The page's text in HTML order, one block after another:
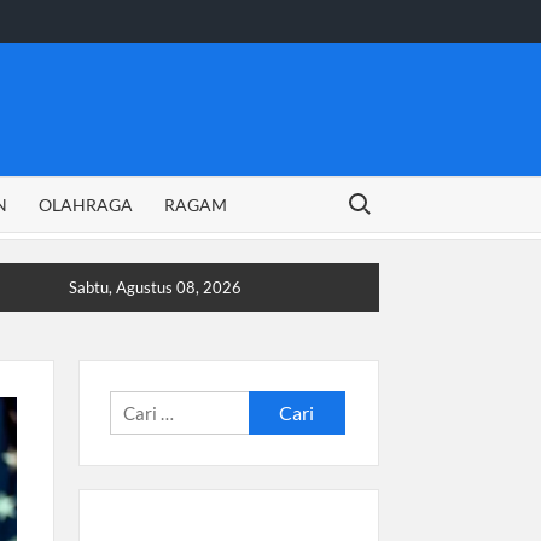
OLAHRAGA RAGAM
Search for:
Sabtu, Agustus 08, 2026
Cari
untuk: